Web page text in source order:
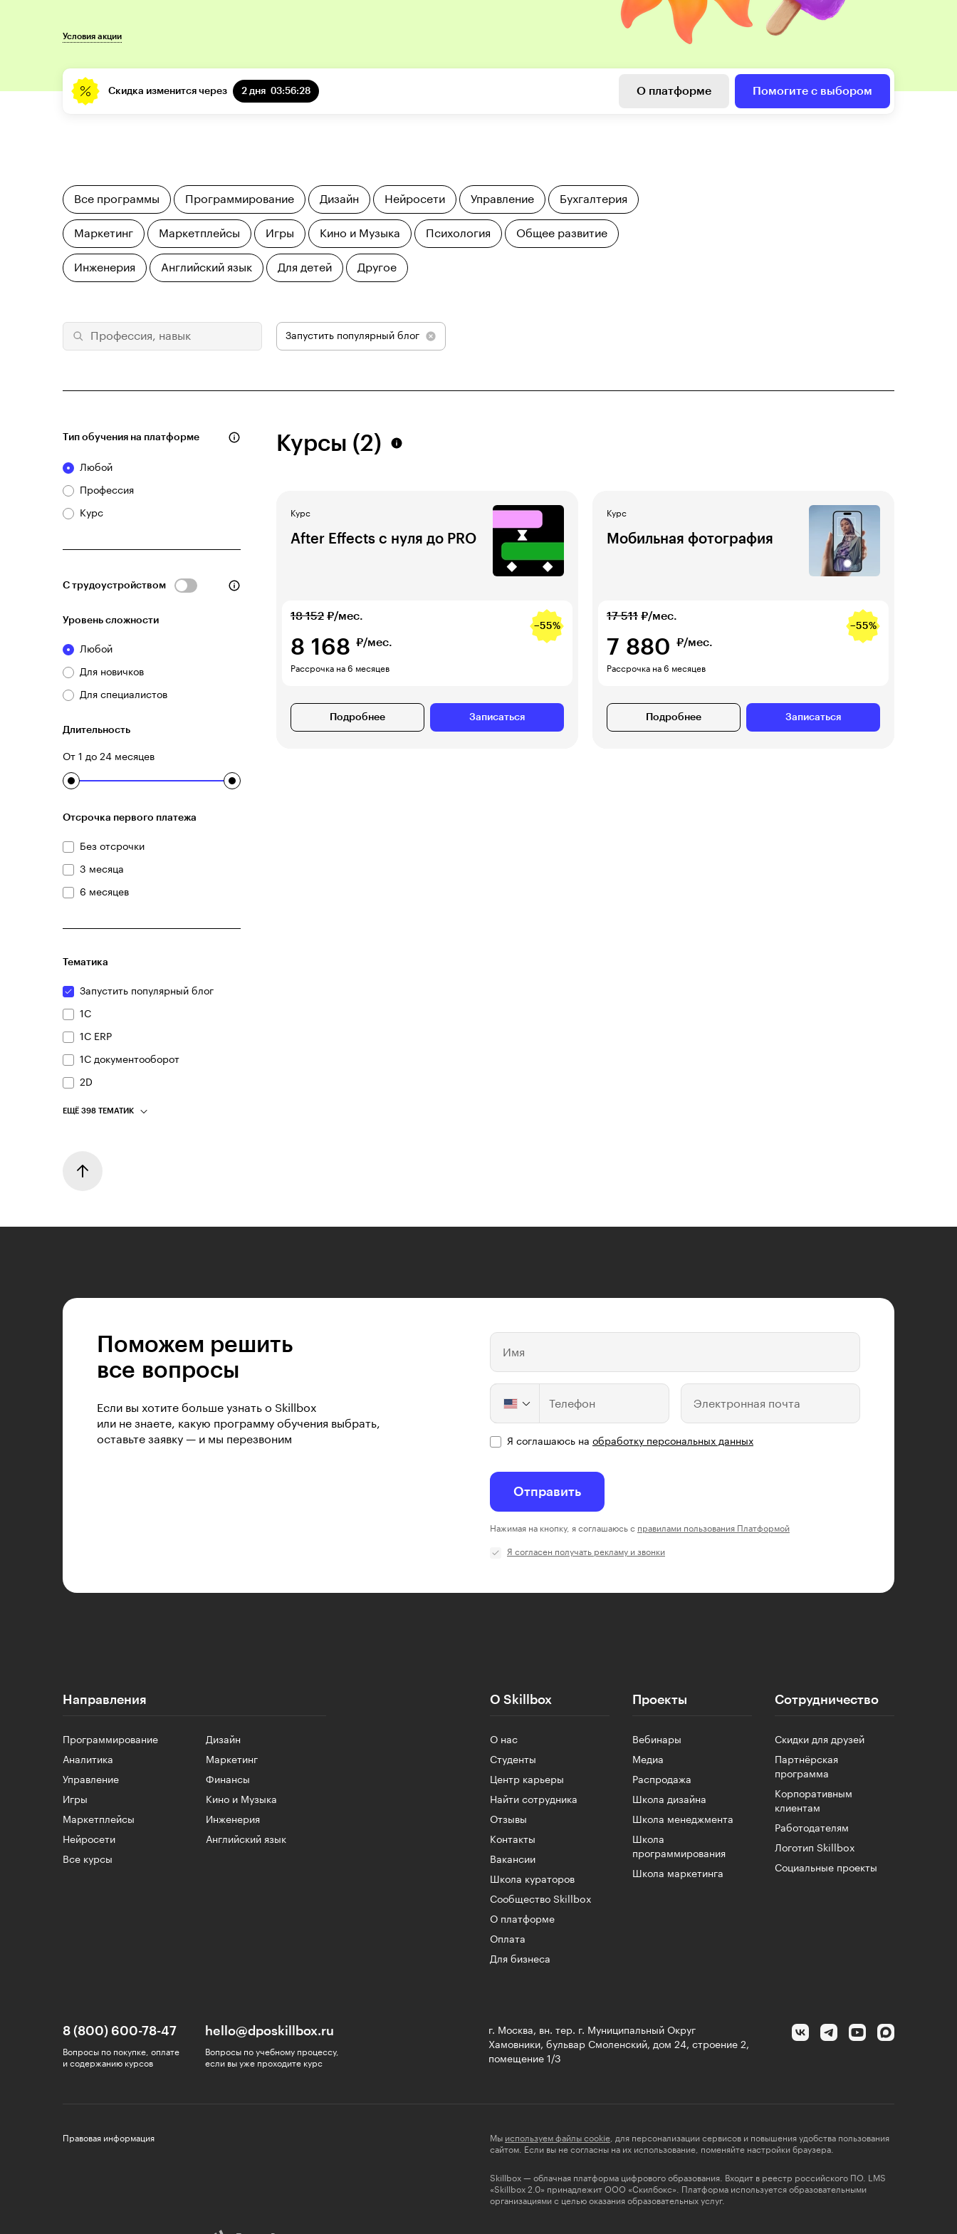
Скидка изменится через 2 дня 03:56:27 О платформе Помогите с выбором
Условия акции
Все программы Программирование Дизайн Нейросети Управление Бухгалтерия
Маркетинг Маркетплейсы Игры Кино и Музыка Психология Общее развитие
Инженерия Английский язык Для детей Другое
Запустить популярный блог
Тип обучения на платформе
Любой
Профессия
Курс
С трудоустройством
Уровень сложности
Любой
Для новичков
Для специалистов
Длительность
От 1 до 24 месяцев
Отсрочка первого платежа
Без отсрочки
3 месяца
6 месяцев
Тематика
Запустить популярный блог
1С
1С ERP
1С документооборот
2D
ЕЩЁ 398 ТЕМАТИК
Курсы (2)
Курс
After Effects с нуля до PRO
18 152 ₽/мес.
−55%
8 168 ₽/мес.
Рассрочка на 6 месяцев
Подробнее Записаться
Курс
Мобильная фотография
17 511 ₽/мес.
−55%
7 880 ₽/мес.
Рассрочка на 6 месяцев
Подробнее Записаться
Поможем решить
все вопросы
Если вы хотите больше узнать о Skillbox
или не знаете, какую программу обучения выбрать,
оставьте заявку — и мы перезвоним
Имя
Телефон Электронная почта
Я соглашаюсь на обработку персональных данных
Отправить
Нажимая на кнопку, я соглашаюсь с правилами пользования Платформой
Я согласен получать рекламу и звонки
Направления
Программирование
Дизайн
Аналитика
Маркетинг
Управление
Финансы
Игры
Кино и Музыка
Маркетплейсы
Инженерия
Нейросети
Английский язык
Все курсы
О Skillbox
О нас
Студенты
Центр карьеры
Найти сотрудника
Отзывы
Контакты
Вакансии
Школа кураторов
Сообщество Skillbox
О платформе
Оплата
Для бизнеса
Проекты
Вебинары
Медиа
Распродажа
Школа дизайна
Школа менеджмента
Школа
программирования
Школа маркетинга
Сотрудничество
Скидки для друзей
Партнёрская
программа
Корпоративным
клиентам
Работодателям
Логотип Skillbox
Социальные проекты
8 (800) 600-78-47
Вопросы по покупке, оплате
и содержанию курсов
hello@dposkillbox.ru
Вопросы по учебному процессу,
если вы уже проходите курс
г. Москва, вн. тер. г. Муниципальный Округ
Хамовники, бульвар Смоленский, дом 24, строение 2,
помещение 1/3
Правовая информация Мы используем файлы cookie , для персонализации сервисов и повышения удобства пользования
сайтом. Если вы не согласны на их использование, поменяйте настройки браузера.
Skillbox — облачная платформа цифрового образования. Входит в реестр российского ПО. LMS
«Skillbox 2.0» принадлежит ООО «Скилбокс». Платформа используется образовательными
организациями с целью оказания образовательных услуг.